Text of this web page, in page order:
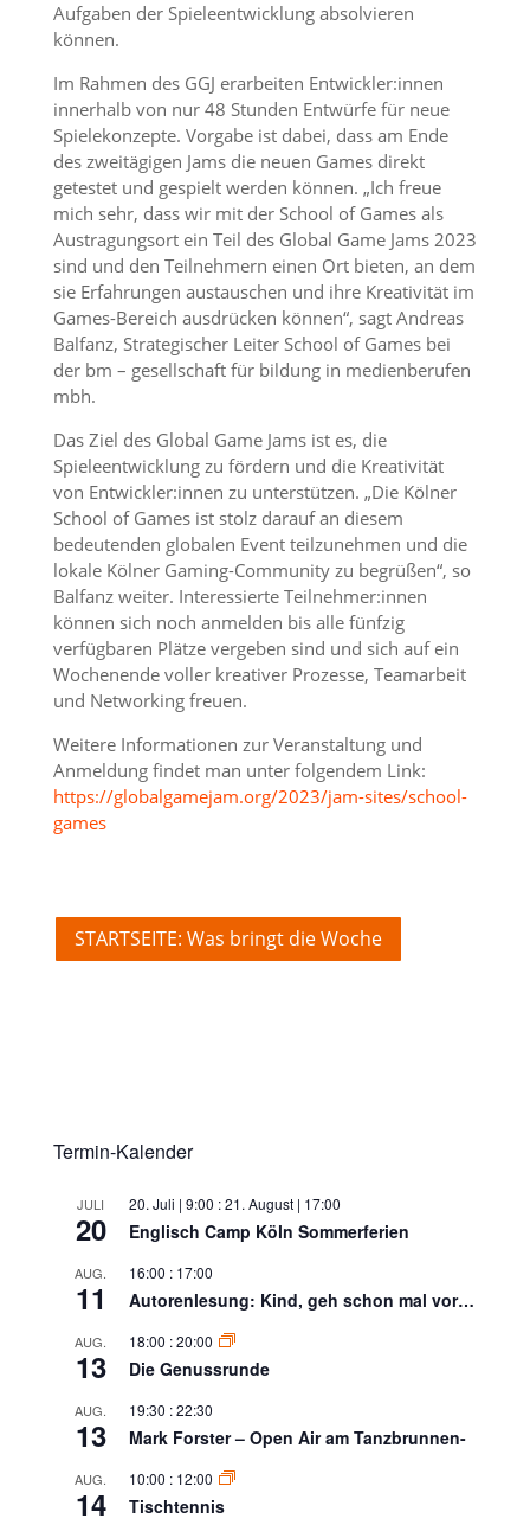
Aufgaben der Spieleentwicklung absolvieren
können.
Im Rahmen des GGJ erarbeiten Entwickler:innen
innerhalb von nur 48 Stunden Entwürfe für neue
Spielekonzepte. Vorgabe ist dabei, dass am Ende
des zweitägigen Jams die neuen Games direkt
getestet und gespielt werden können. „Ich freue
mich sehr, dass wir mit der School of Games als
Austragungsort ein Teil des Global Game Jams 2023
sind und den Teilnehmern einen Ort bieten, an dem
sie Erfahrungen austauschen und ihre Kreativität im
Games-Bereich ausdrücken können“, sagt Andreas
Balfanz, Strategischer Leiter School of Games bei
der bm – gesellschaft für bildung in medienberufen
mbh.
Das Ziel des Global Game Jams ist es, die
Spieleentwicklung zu fördern und die Kreativität
von Entwickler:innen zu unterstützen. „Die Kölner
School of Games ist stolz darauf an diesem
bedeutenden globalen Event teilzunehmen und die
lokale Kölner Gaming-Community zu begrüßen“, so
Balfanz weiter. Interessierte Teilnehmer:innen
können sich noch anmelden bis alle fünfzig
verfügbaren Plätze vergeben sind und sich auf ein
Wochenende voller kreativer Prozesse, Teamarbeit
und Networking freuen.
Weitere Informationen zur Veranstaltung und
Anmeldung findet man unter folgendem Link:
https://globalgamejam.org/2023/jam-sites/school-
games
STARTSEITE: Was bringt die Woche
Termin-Kalender
JULI
20
20. Juli | 9:00 :21. August | 17:00
Englisch Camp Köln Sommerferien
AUG.
11
16:00 : 17:00
Autorenlesung: Kind, geh schon mal vor…
AUG.
13
18:00 :20:00
Die Genussrunde
AUG.
13
19:30 :22:30
Mark Forster – Open Air am Tanzbrunnen-
AUG.
14
10:00 : 12:00
Tischtennis